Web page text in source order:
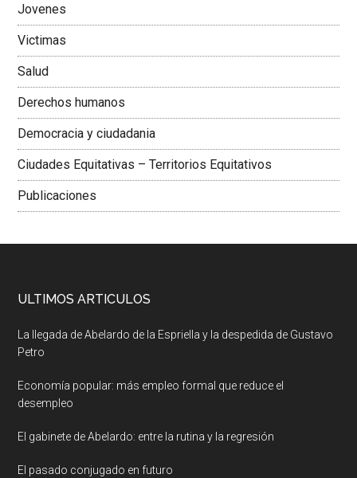
Jovenes
Victimas
Salud
Derechos humanos
Democracia y ciudadania
Ciudades Equitativas – Territorios Equitativos
Publicaciones
ULTIMOS ARTICULOS
La llegada de Abelardo de la Espriella y la despedida de Gustavo
Petro
Economía popular: más empleo formal que reduce el
desempleo
El gabinete de Abelardo: entre la rutina y la regresión
El pasado conjugado en futuro